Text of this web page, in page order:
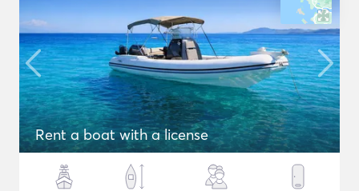
Rent a boat with a license